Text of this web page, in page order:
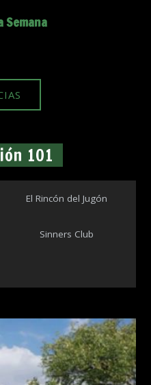
Semana
101
El Rincón del Jugón
Sinners Club